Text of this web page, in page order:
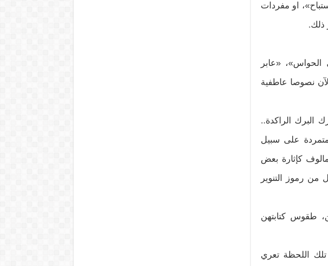
او مفردات
ذلك.
الحواس»، «عابر
نصوصا عاطفية
البرك الراكدة..
على سبيل
كإثارة بعض
من رموز التنوير
طقوس كتابتهن
اللحظة تعري